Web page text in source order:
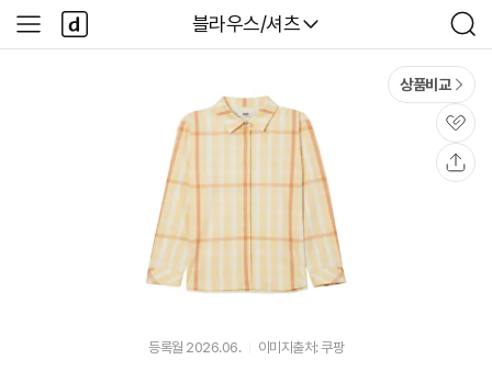
다나와
블라우스/셔츠
검
색
사
이
다
나
와
상품비교
관
심
등록월 2026.06. 이미지출처: 쿠팡